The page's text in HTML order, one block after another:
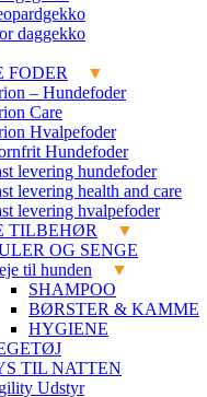
daggekko
FODER
– Hundefoder
Care
Hvalpefoder
Hundefoder
levering hundefoder
levering health and care
levering hvalpefoder
TILBEHØR
OG SENGE
til hunden
SHAMPOO
BØRSTER & KAMME
HYGIENE
TIL NATTEN
Udstyr